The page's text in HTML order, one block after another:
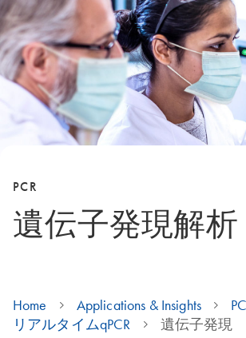
PCR
遺伝子発現解析
Home Applications & Insights
リアルタイムqPCR
遺伝子発現